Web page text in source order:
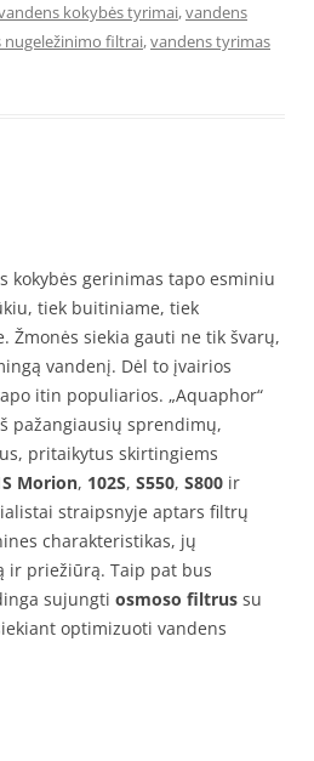
kokybės tyrimai,vandens
nugeležinimo filtrai,vandens tyrimas
kokybės gerinimas tapo esminiu
tiek buitiniame, tiek
Žmonės siekia gauti ne tik švarų,
vandenį. Dėl to įvairios
itin populiarios. „Aquaphor“
pažangiausių sprendimų,
pritaikytus skirtingiems
Morion, 102S, S550, S800 ir
straipsnyje aptars filtrų
charakteristikas, jų
ir priežiūrą. Taip pat bus
sujungti osmoso filtrus su
optimizuoti vandens